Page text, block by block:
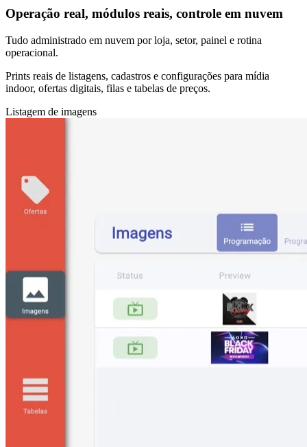
Operação real, módulos reais, controle em nuvem
Tudo administrado em nuvem por loja, setor, painel e rotina
operacional.
Prints reais de listagens, cadastros e configurações para mídia
indoor, ofertas digitais, filas e tabelas de preços.
Listagem de imagens